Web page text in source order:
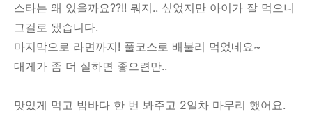
스타는 왜 있을까요??!! 뭐지.. 싶었지만 아이가 잘 먹으니
그걸로 됐습니다.
마지막으로 라면까지! 풀코스로 배불리 먹었네요~
대게가 좀 더 실하면 좋으련만..
맛있게 먹고 밤바다 한 번 봐주고 2일차 마무리 했어요.